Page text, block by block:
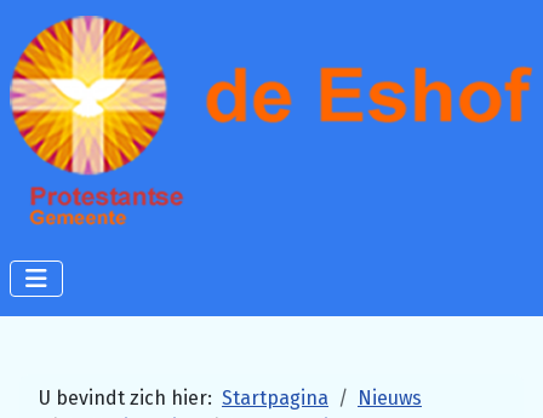
U bevindt zich hier: Startpagina
Nieuws